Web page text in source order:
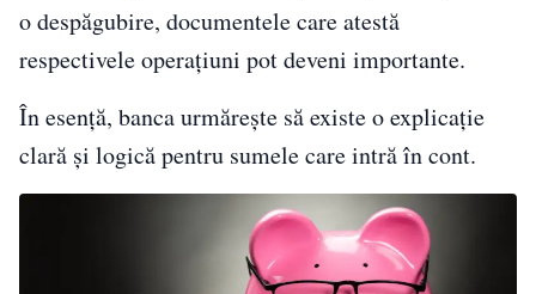
o despăgubire, documentele care atestă
respectivele operațiuni pot deveni importante.
În esență, banca urmărește să existe o explicație
clară și logică pentru sumele care intră în cont.